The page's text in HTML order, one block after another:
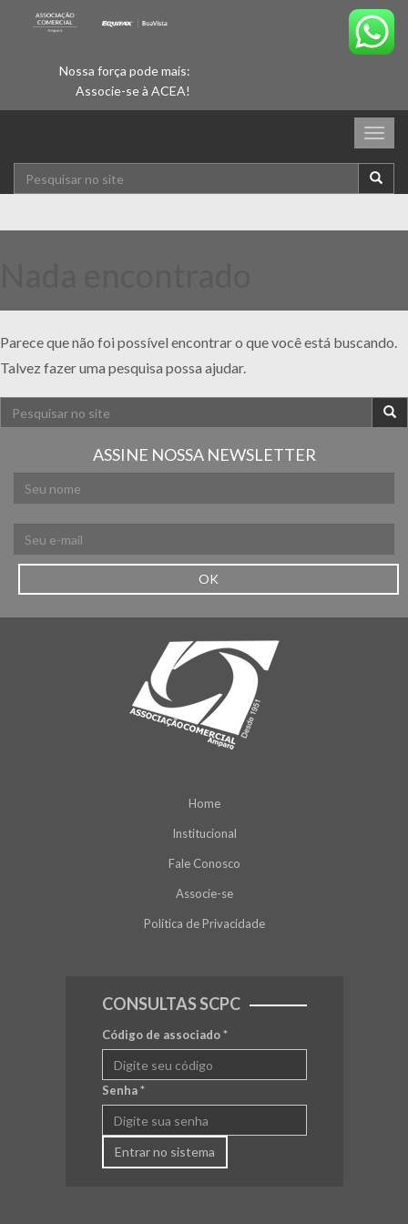
Nossa força pode mais:
Associe-se à ACEA!
Parece que não foi possível encontrar o que você está buscando.
Talvez fazer uma pesquisa possa ajudar.
ASSINE NOSSA NEWSLETTER
OK
Home
Institucional
Fale Conosco
Associe-se
Política de Privacidade
CONSULTAS SCPC
Código de associado*
Senha*
Entrar no sistema